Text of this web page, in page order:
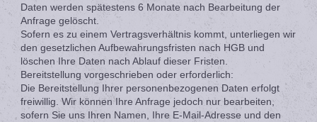
Daten werden spätestens 6 Monate nach Bearbeitung der
Anfrage gelöscht.
Sofern es zu einem Vertragsverhältnis kommt, unterliegen wir
den gesetzlichen Aufbewahrungsfristen nach HGB und
löschen Ihre Daten nach Ablauf dieser Fristen.
Bereitstellung vorgeschrieben oder erforderlich:
Die Bereitstellung Ihrer personenbezogenen Daten erfolgt
freiwillig. Wir können Ihre Anfrage jedoch nur bearbeiten,
sofern Sie uns Ihren Namen, Ihre E-Mail-Adresse und den